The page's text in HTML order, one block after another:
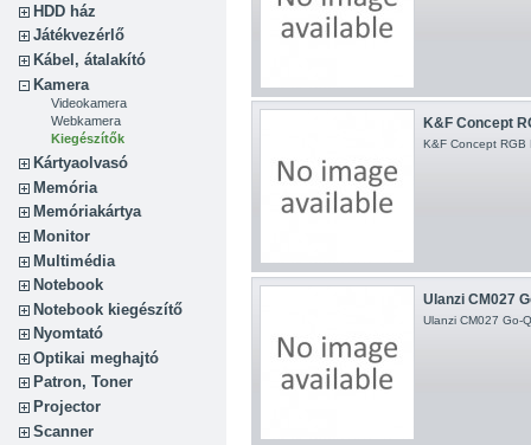
HDD ház
Játékvezérlő
Kábel, átalakító
Kamera
Videokamera
Webkamera
Kiegészítők
Kártyaolvasó
Memória
Memóriakártya
Monitor
Multimédia
Notebook
Notebook kiegészítő
Nyomtató
Optikai meghajtó
Patron, Toner
Projector
Scanner
K&F Concept
K&F Concept
Ulanzi CM027
Ulanzi CM027 Go-